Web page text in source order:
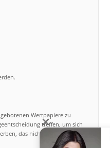
Wertpapiere zu
treffen, um sich
das nicht einfach ist und